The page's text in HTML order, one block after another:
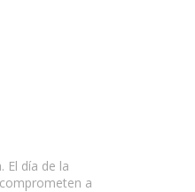
El día de la
a